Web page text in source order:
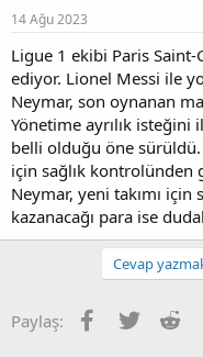
u
b
a
ş
l
a
t
a
n
ç
t
a
r
i
h
i
14 Ağu 2023
Ligue 1 ekibi Paris
ediyor. Lionel Messi ile
Neymar, son oynanan
Yönetime ayrılık isteğini
belli olduğu öne
için sağlık kontrolünden
Neymar, yeni takımı
kazanacağı para ise
Cevap
Paylaş: Facebook
Twitter